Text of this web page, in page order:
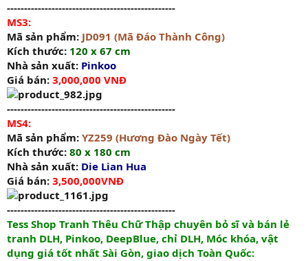
-------------------------------------------------
MS3:
Mã sản phẩm: JD091 (Mã Đáo Thành Công)
Kích thước: 120 x 67 cm
Nhà sản xuất: Pinkoo
Giá bán: 3,000,000 VNĐ
-------------------------------------------------
MS4:
Mã sản phẩm: YZ259 (Hương Đào Ngày Tết)
Kích thước: 80 x 180 cm
Nhà sản xuất: Die Lian Hua
Giá bán: 3,500,000VNĐ
-------------------------------------------------
Tess Shop Tranh Thêu Chữ Thập chuyên bỏ sĩ và bán lẻ
tranh DLH, Pinkoo, DeepBlue, chỉ DLH, Móc khóa, vật
dụng giá tốt nhất Sài Gòn, giao dịch Toàn Quốc: